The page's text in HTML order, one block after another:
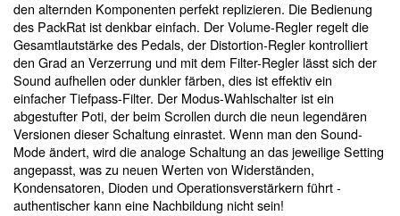
den alternden Komponenten perfekt replizieren. Die Bedienung
des PackRat ist denkbar einfach. Der Volume-Regler regelt die
Gesamtlautstärke des Pedals, der Distortion-Regler kontrolliert
den Grad an Verzerrung und mit dem Filter-Regler lässt sich der
Sound aufhellen oder dunkler färben, dies ist effektiv ein
einfacher Tiefpass-Filter. Der Modus-Wahlschalter ist ein
abgestufter Poti, der beim Scrollen durch die neun legendären
Versionen dieser Schaltung einrastet. Wenn man den Sound-
Mode ändert, wird die analoge Schaltung an das jeweilige Setting
angepasst, was zu neuen Werten von Widerständen,
Kondensatoren, Dioden und Operationsverstärkern führt -
authentischer kann eine Nachbildung nicht sein!